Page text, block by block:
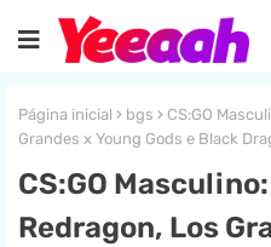
Página inicial bgs
CS:GO
Grandes x Young Gods e Black
CS:GO
Redragon, Los